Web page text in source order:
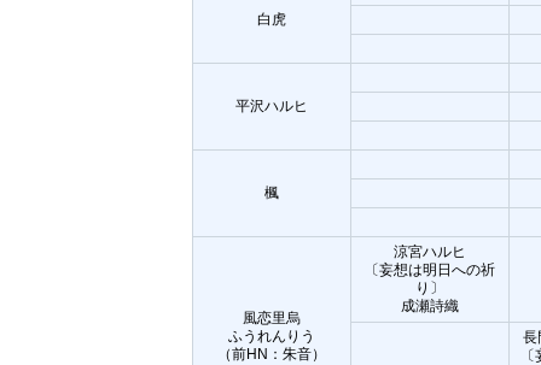
白虎
平沢ハルヒ
楓
風恋里烏
ふうれんりう
（前HN：朱音）
涼宮ハルヒ
〔妄想は明日への祈
り〕
成瀬詩織
長